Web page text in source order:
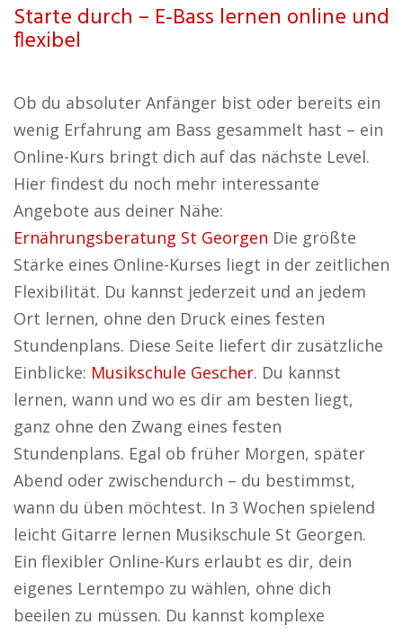
Starte durch – E-Bass lernen online und
flexibel
Ob du absoluter Anfänger bist oder bereits ein
wenig Erfahrung am Bass gesammelt hast – ein
Online-Kurs bringt dich auf das nächste Level.
Hier findest du noch mehr interessante
Angebote aus deiner Nähe:
Ernährungsberatung St Georgen Die größte
Stärke eines Online-Kurses liegt in der zeitlichen
Flexibilität. Du kannst jederzeit und an jedem
Ort lernen, ohne den Druck eines festen
Stundenplans. Diese Seite liefert dir zusätzliche
Einblicke: Musikschule Gescher. Du kannst
lernen, wann und wo es dir am besten liegt,
ganz ohne den Zwang eines festen
Stundenplans. Egal ob früher Morgen, später
Abend oder zwischendurch – du bestimmst,
wann du üben möchtest. In 3 Wochen spielend
leicht Gitarre lernen Musikschule St Georgen.
Ein flexibler Online-Kurs erlaubt es dir, dein
eigenes Lerntempo zu wählen, ohne dich
beeilen zu müssen. Du kannst komplexe